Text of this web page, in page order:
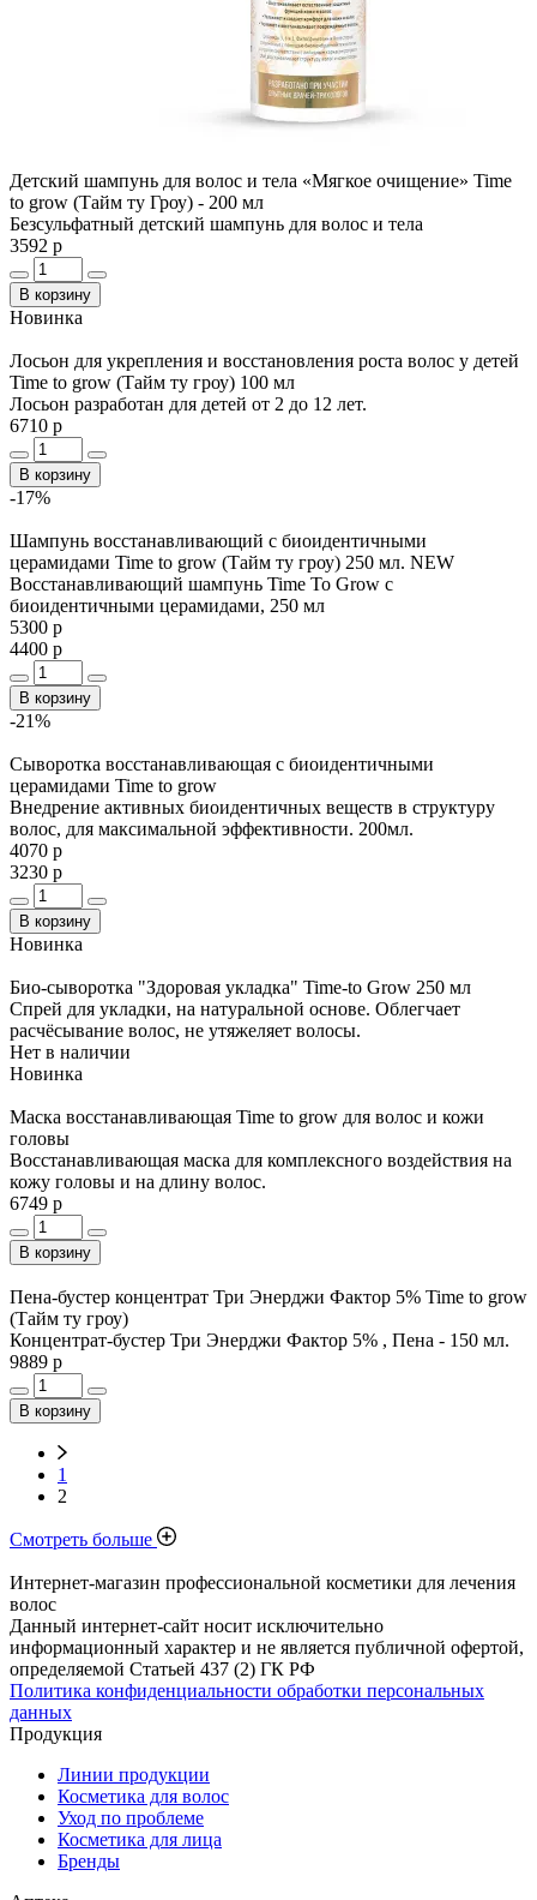
Детский шампунь для волос и тела «Мягкое очищение» Time
to grow (Тайм ту Гроу) - 200 мл
Безсульфатный детский шампунь для волос и тела
3592 р
В корзину
Новинка
Лосьон для укрепления и восстановления роста волос у детей
Time to grow (Тайм ту гроу) 100 мл
Лосьон разработан для детей от 2 до 12 лет.
6710 р
В корзину
-17%
Шампунь восстанавливающий с биоидентичными
церамидами Time to grow (Тайм ту гроу) 250 мл. NEW
Восстанавливающий шампунь Time To Grow c
биоидентичными церамидами, 250 мл
5300 р
4400 р
В корзину
-21%
Сыворотка восстанавливающая с биоидентичными
церамидами Time to grow
Внедрение активных биоидентичных веществ в структуру
волос, для максимальной эффективности. 200мл.
4070 р
3230 р
В корзину
Новинка
Био-сыворотка "Здоровая укладка" Time-to Grow 250 мл
Спрей для укладки, на натуральной основе. Облегчает
расчёсывание волос, не утяжеляет волосы.
Нет в наличии
Новинка
Маска восстанавливающая Time to grow для волос и кожи
головы
Восстанавливающая маска для комплексного воздействия на
кожу головы и на длину волос.
6749 р
В корзину
Пена-бустер концентрат Три Энерджи Фактор 5% Time to grow
(Тайм ту гроу)
Концентрат-бустер Три Энерджи Фактор 5% , Пена - 150 мл.
9889 р
В корзину
1
2
Смотреть больше
Интернет-магазин профессиональной косметики для лечения
волос
Данный интернет-сайт носит исключительно
информационный характер и не является публичной офертой,
определяемой Статьей 437 (2) ГК РФ
Политика конфиденциальности обработки персональных
данных
Продукция
Линии продукции
Косметика для волос
Уход по проблеме
Косметика для лица
Бренды